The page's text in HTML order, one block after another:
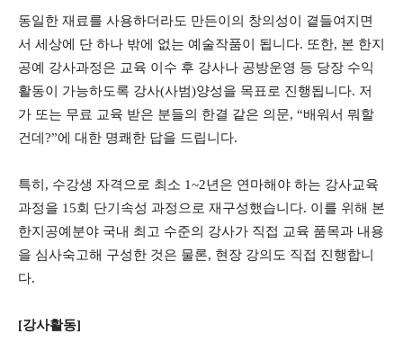
동일한 재료를 사용하더라도 만든이의 창의성이 곁들여지면
서 세상에 단 하나 밖에 없는 예술작품이 됩니다. 또한, 본 한지
공예 강사과정은 교육 이수 후 강사나 공방운영 등 당장 수익
활동이 가능하도록 강사(사범)양성을 목표로 진행됩니다. 저
가 또는 무료 교육 받은 분들의 한결 같은 의문, “배워서 뭐할
건데?”에 대한 명쾌한 답을 드립니다.
특히, 수강생 자격으로 최소 1~2년은 연마해야 하는 강사교육
과정을 15회 단기속성 과정으로 재구성했습니다. 이를 위해 본
한지공예분야 국내 최고 수준의 강사가 직접 교육 품목과 내용
을 심사숙고해 구성한 것은 물론, 현장 강의도 직접 진행합니
다.
[강사활동]